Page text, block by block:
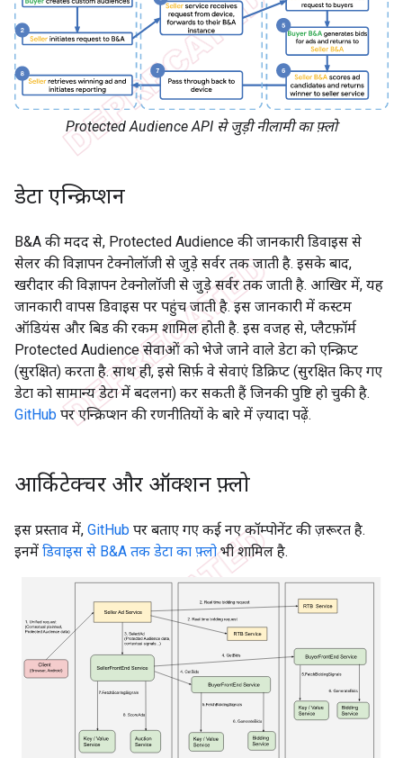
Protected Audience API से जुड़ी नीलामी का फ़्लो
डेटा एन्क्रिप्शन
B&A की मदद से, Protected Audience की जानकारी डिवाइस से
सेलर की विज्ञापन टेक्नोलॉजी से जुड़े सर्वर तक जाती है. इसके बाद,
खरीदार की विज्ञापन टेक्नोलॉजी से जुड़े सर्वर तक जाती है. आखिर में, यह
जानकारी वापस डिवाइस पर पहुंच जाती है. इस जानकारी में कस्टम
ऑडियंस और बिड की रकम शामिल होती है. इस वजह से, प्लैटफ़ॉर्म
Protected Audience सेवाओं को भेजे जाने वाले डेटा को एन्क्रिप्ट
(सुरक्षित) करता है. साथ ही, इसे सिर्फ़ वे सेवाएं डिक्रिप्ट (सुरक्षित किए गए
डेटा को सामान्य डेटा में बदलना) कर सकती हैं जिनकी पुष्टि हो चुकी है.
GitHub पर एन्क्रिप्शन की रणनीतियों के बारे में ज़्यादा पढ़ें.
आर्किटेक्चर और ऑक्शन फ़्लो
इस प्रस्ताव में, GitHub पर बताए गए कई नए कॉम्पोनेंट की ज़रूरत है.
इनमें डिवाइस से B&A तक डेटा का फ़्लोभी शामिल है.